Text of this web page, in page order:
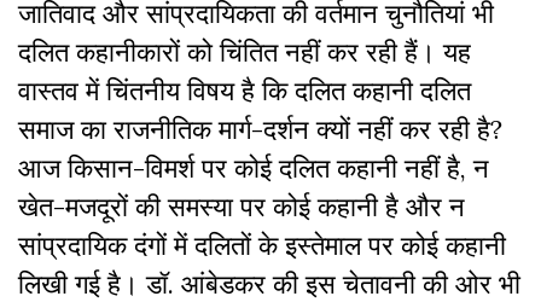
जातिवाद और सांप्रदायिकता की वर्तमान चुनौतियां भी
दलित कहानीकारों को चिंतित नहीं कर रही हैं। यह
वास्तव में चिंतनीय विषय है कि दलित कहानी दलित
समाज का राजनीतिक मार्ग-दर्शन क्यों नहीं कर रही है?
आज किसान-विमर्श पर कोई दलित कहानी नहीं है, न
खेत-मजदूरों की समस्या पर कोई कहानी है और न
सांप्रदायिक दंगों में दलितों के इस्तेमाल पर कोई कहानी
लिखी गई है। डॉ. आंबेडकर की इस चेतावनी की ओर भी